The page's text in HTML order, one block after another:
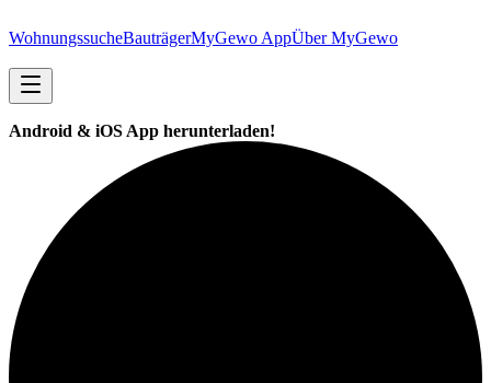
WohnungssucheBauträgerMyGewo AppÜber MyGewo
Android & iOS App herunterladen!